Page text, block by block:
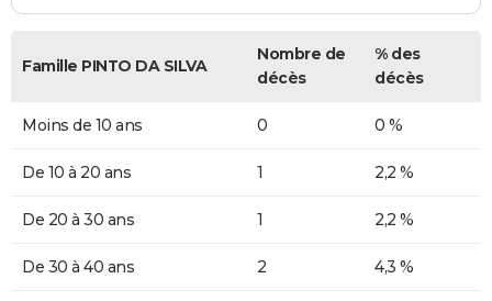
Famille PINTO DA SILVA
Nombre de
décès
% des
décès
Moins de 10 ans 0 0 %
De 10 à 20 ans 1 2,2 %
De 20 à 30 ans 1 2,2 %
De 30 à 40 ans 2 4,3 %